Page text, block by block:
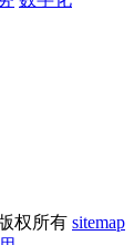
权所有 sitemap